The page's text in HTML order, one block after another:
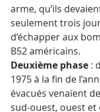
arme, qu’ils
seulement trois
d’échapper aux
B52 américains.
Deuxième phase :
1975 à la fin de
évacués venaient
sud-ouest, ouest et